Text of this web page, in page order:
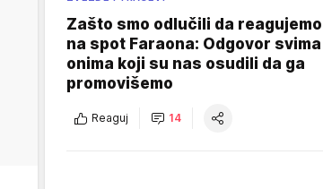
Zašto smo odlučili da reagujemo
na spot Faraona: Odgovor svima
onima koji su nas osudili da ga
promovišemo
Reaguj 14